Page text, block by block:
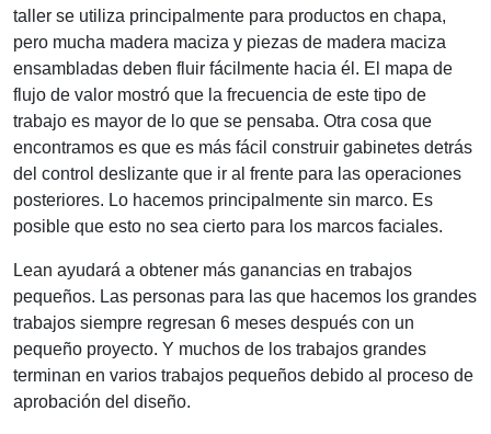
taller se utiliza principalmente para productos en chapa,
pero mucha madera maciza y piezas de madera maciza
ensambladas deben fluir fácilmente hacia él. El mapa de
flujo de valor mostró que la frecuencia de este tipo de
trabajo es mayor de lo que se pensaba. Otra cosa que
encontramos es que es más fácil construir gabinetes detrás
del control deslizante que ir al frente para las operaciones
posteriores. Lo hacemos principalmente sin marco. Es
posible que esto no sea cierto para los marcos faciales.
Lean ayudará a obtener más ganancias en trabajos
pequeños. Las personas para las que hacemos los grandes
trabajos siempre regresan 6 meses después con un
pequeño proyecto. Y muchos de los trabajos grandes
terminan en varios trabajos pequeños debido al proceso de
aprobación del diseño.